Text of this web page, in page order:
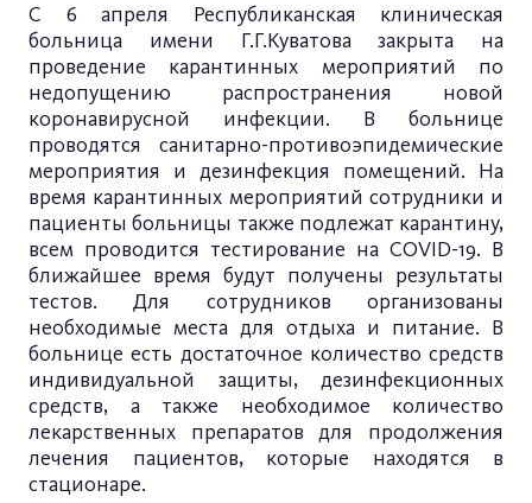
С 6 апреля Республиканская клиническая
больница имени Г.Г.Куватова закрыта на
проведение карантинных мероприятий по
недопущению распространения новой
коронавирусной инфекции. В больнице
проводятся санитарно-противоэпидемические
мероприятия и дезинфекция помещений. На
время карантинных мероприятий сотрудники и
пациенты больницы также подлежат карантину,
всем проводится тестирование на COVID-19. В
ближайшее время будут получены результаты
тестов. Для сотрудников организованы
необходимые места для отдыха и питание. В
больнице есть достаточное количество средств
индивидуальной защиты, дезинфекционных
средств, а также необходимое количество
лекарственных препаратов для продолжения
лечения пациентов, которые находятся в
стационаре.